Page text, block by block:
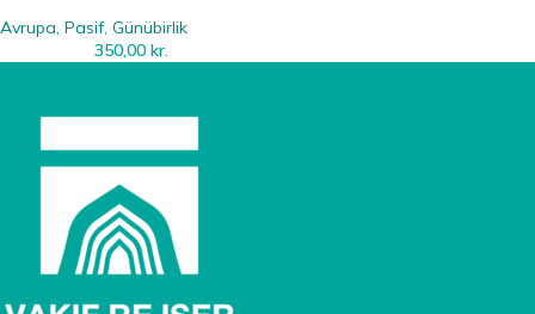
Avrupa, Pasif, Günübirlik
350,00 kr.